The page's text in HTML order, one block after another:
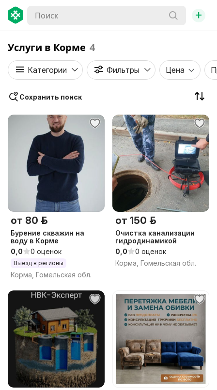
+
Услуги в Корме 4
Категории Фильтры Цена
Сохранить поиск
от 80 р.
Бурение скважин на
воду в Корме
0,0
0 оценок
Выезд в регионы
Корма, Гомельская обл.
от 150 р.
Очистка канализации
гидродинамикой
0,0
0 оценок
Корма, Гомельская обл.